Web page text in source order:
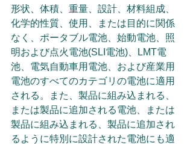
形状、体積、重量、設計、材料組成、
化学的性質、使用、または目的に関係
なく、ポータブル電池、始動電池、照
明および点火電池(SLI電池)、LMT電
池、電気自動車用電池、および産業用
電池のすべてのカテゴリの電池に適用
される。また、製品に組み込まれる、
または製品に追加される電池、または
製品に組み込まれる、製品に追加され
るように特別に設計された電池にも適